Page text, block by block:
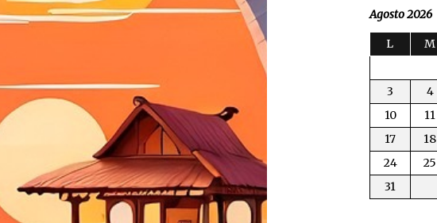
Agosto 2026
L M
3
4
10
11
17
18
24
25
31